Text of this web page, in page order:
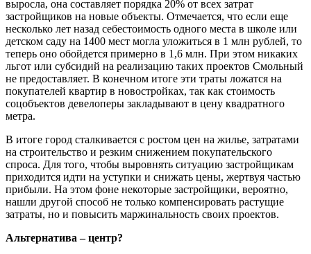
выросла, она составляет порядка 20% от всех затрат
застройщиков на новые объекты. Отмечается, что если еще
несколько лет назад себестоимость одного места в школе или
детском саду на 1400 мест могла уложиться в 1 млн рублей, то
теперь оно обойдется примерно в 1,6 млн. При этом никаких
льгот или субсидий на реализацию таких проектов Смольный
не предоставляет. В конечном итоге эти траты ложатся на
покупателей квартир в новостройках, так как стоимость
соцобъектов девелоперы закладывают в цену квадратного
метра.
В итоге город сталкивается с ростом цен на жилье, затратами
на строительство и резким снижением покупательского
спроса. Для того, чтобы выровнять ситуацию застройщикам
приходится идти на уступки и снижать цены, жертвуя частью
прибыли. На этом фоне некоторые застройщики, вероятно,
нашли другой способ не только компенсировать растущие
затраты, но и повысить маржинальность своих проектов.
Альтернатива – центр?